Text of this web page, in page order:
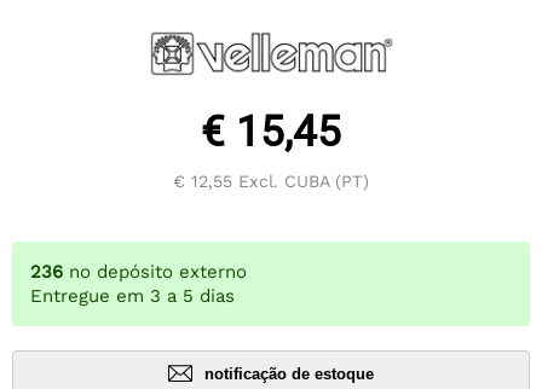
€ 15,45
€ 12,55 Excl. CUBA (PT)
236 no depósito externo
Entregue em 3 a 5 dias
notificação de estoque